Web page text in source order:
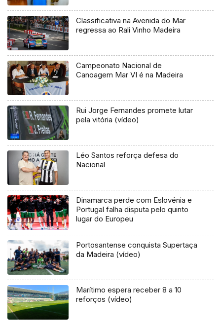
Classificativa na Avenida do Mar
regressa ao Rali Vinho Madeira
Campeonato Nacional de
Canoagem Mar VI é na Madeira
Rui Jorge Fernandes promete lutar
pela vitória (vídeo)
Léo Santos reforça defesa do
Nacional
Dinamarca perde com Eslovénia e
Portugal falha disputa pelo quinto
lugar do Europeu
Portosantense conquista Supertaça
da Madeira (vídeo)
Marítimo espera receber 8 a 10
reforços (vídeo)